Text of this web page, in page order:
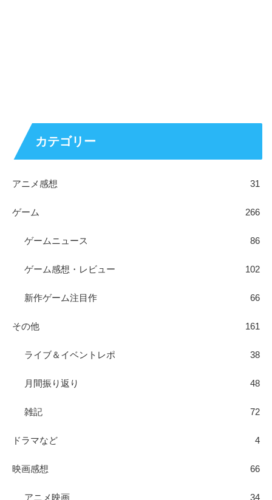
カテゴリー
アニメ感想 31
ゲーム 266
ゲームニュース 86
ゲーム感想・レビュー 102
新作ゲーム注目作 66
その他 161
ライブ＆イベントレポ 38
月間振り返り 48
雑記 72
ドラマなど 4
映画感想 66
アニメ映画 34